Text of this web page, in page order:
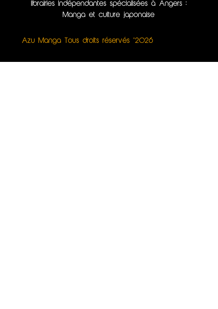
librairies indépendantes spécialisées à Angers :
Manga et culture japonaise
Azu Manga Tous droits réservés ©2026